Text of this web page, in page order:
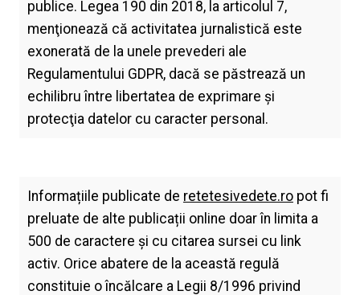
publice. Legea 190 din 2018, la articolul 7,
menţionează că activitatea jurnalistică este
exonerată de la unele prevederi ale
Regulamentului GDPR, dacă se păstrează un
echilibru între libertatea de exprimare şi
protecţia datelor cu caracter personal.
Informațiile publicate de retetesivedete.ropot fi
preluate de alte publicații online doar în limita a
500 de caractere și cu citarea sursei cu link
activ. Orice abatere de la această regulă
constituie o încălcare a Legii 8/1996 privind